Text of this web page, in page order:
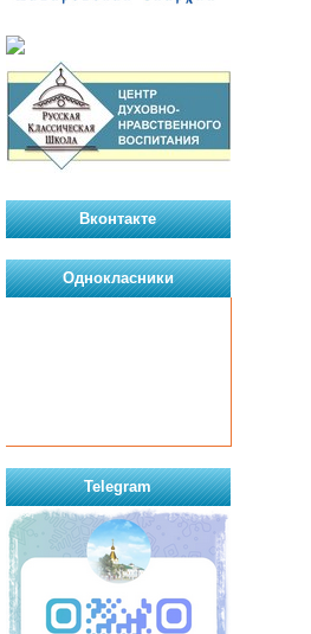
Вконтакте
Однокласники
Telegram